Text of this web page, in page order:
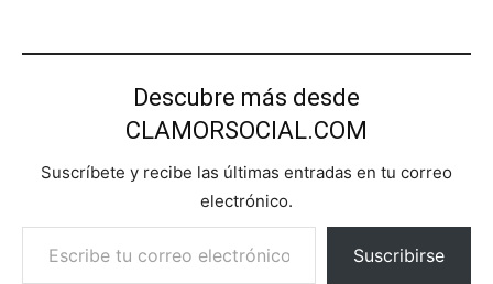
Descubre más desde
CLAMORSOCIAL.COM
Suscríbete y recibe las últimas entradas en tu correo
electrónico.
Escribe tu correo electrónico…
Suscribirse